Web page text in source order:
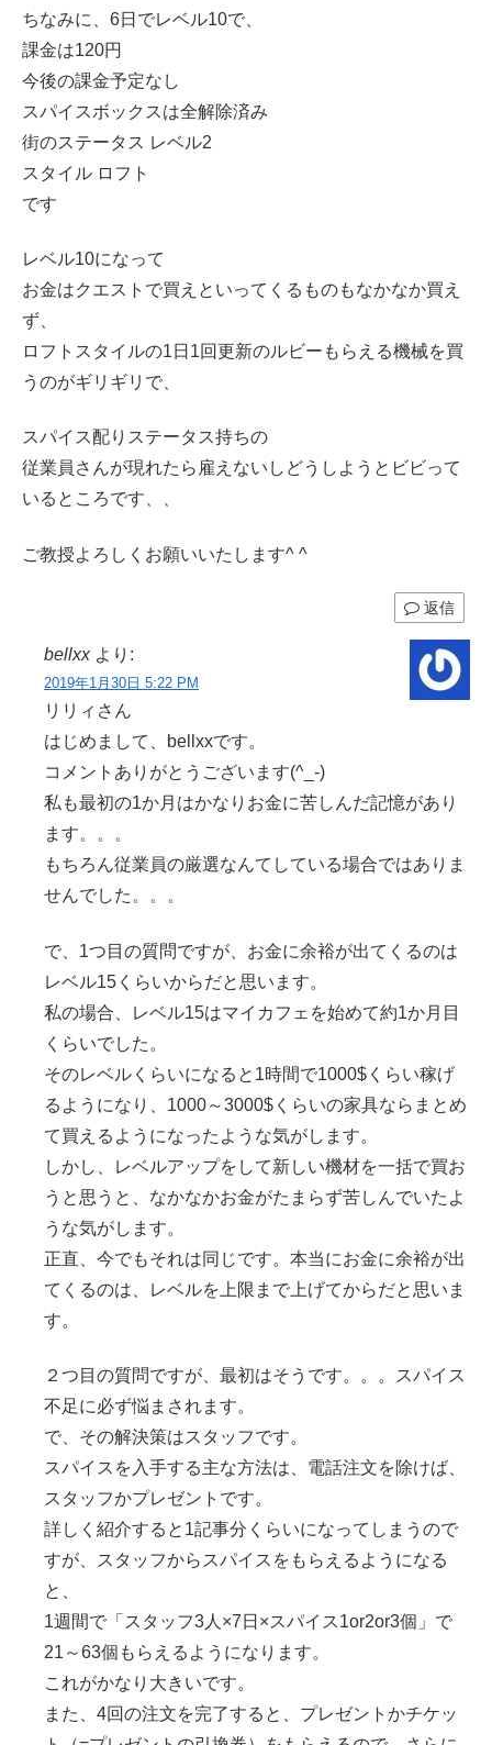
ちなみに、6日でレベル10で、
課金は120円
今後の課金予定なし
スパイスボックスは全解除済み
街のステータス レベル2
スタイル ロフト
です
レベル10になって
お金はクエストで買えといってくるものもなかなか買え
ず、
ロフトスタイルの1日1回更新のルビーもらえる機械を買
うのがギリギリで、
スパイス配りステータス持ちの
従業員さんが現れたら雇えないしどうしようとビビって
いるところです、、
ご教授よろしくお願いいたします^ ^
返信
bellxx より:
2019年1月30日 5:22 PM
リリィさん
はじめまして、bellxxです。
コメントありがとうございます(^_-)
私も最初の1か月はかなりお金に苦しんだ記憶があり
ます。。。
もちろん従業員の厳選なんてしている場合ではありま
せんでした。。。
で、1つ目の質問ですが、お金に余裕が出てくるのは
レベル15くらいからだと思います。
私の場合、レベル15はマイカフェを始めて約1か月目
くらいでした。
そのレベルくらいになると1時間で1000$くらい稼げ
るようになり、1000～3000$くらいの家具ならまとめ
て買えるようになったような気がします。
しかし、レベルアップをして新しい機材を一括で買お
うと思うと、なかなかお金がたまらず苦しんでいたよ
うな気がします。
正直、今でもそれは同じです。本当にお金に余裕が出
てくるのは、レベルを上限まで上げてからだと思いま
す。
２つ目の質問ですが、最初はそうです。。。スパイス
不足に必ず悩まされます。
で、その解決策はスタッフです。
スパイスを入手する主な方法は、電話注文を除けば、
スタッフかプレゼントです。
詳しく紹介すると1記事分くらいになってしまうので
すが、スタッフからスパイスをもらえるようになる
と、
1週間で「スタッフ3人×7日×スパイス1or2or3個」で
21～63個もらえるようになります。
これがかなり大きいです。
また、4回の注文を完了すると、プレゼントかチケッ